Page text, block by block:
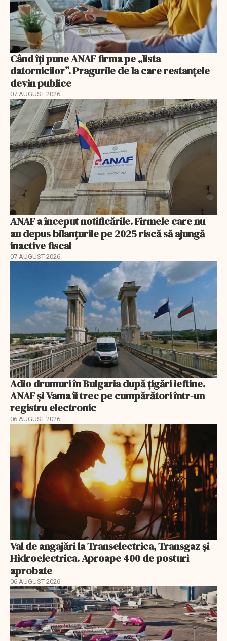
Când îți pune ANAF firma pe „lista
datornicilor”. Pragurile de la care restanțele
devin publice
07 AUGUST 2026
ANAF a început notificările. Firmele care nu
au depus bilanțurile pe 2025 riscă să ajungă
inactive fiscal
07 AUGUST 2026
Adio drumuri în Bulgaria după țigări ieftine.
ANAF și Vama îi trec pe cumpărători într-un
registru electronic
06 AUGUST 2026
Val de angajări la Transelectrica, Transgaz și
Hidroelectrica. Aproape 400 de posturi
aprobate
06 AUGUST 2026